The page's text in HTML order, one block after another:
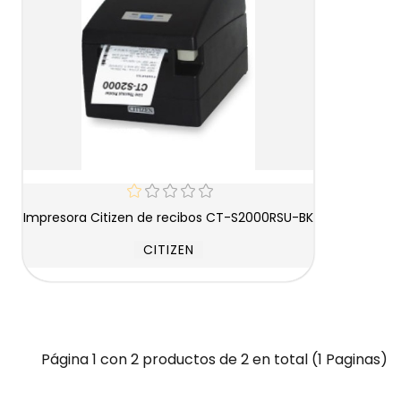
Impresora Citizen de recibos CT-S2000RSU-BK
CITIZEN
Página 1 con 2 productos de 2 en total (1 Paginas)